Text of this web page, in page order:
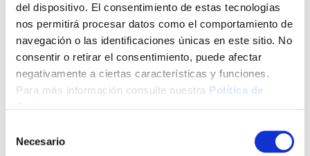
del dispositivo. El consentimiento de estas tecnologías
nos permitirá procesar datos como el comportamiento de
navegación o las identificaciones únicas en este sitio. No
consentir o retirar el consentimiento, puede afectar
negativamente a ciertas características y funciones.
Para más información consulte nuestra Política de
Necesario
Click&Collect - Recogida gratis
en nuestras tiendas
Envío a domicilio:
5 días hábiles
+ INFO